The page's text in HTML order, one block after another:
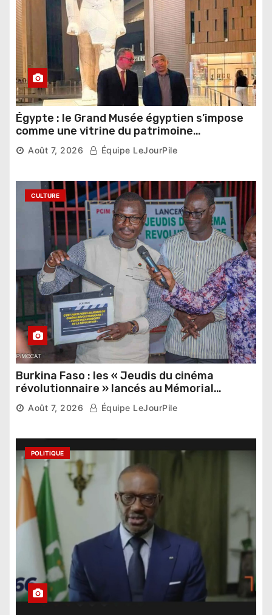
Égypte : le Grand Musée égyptien s’impose
comme une vitrine du patrimoine
pharaonique auprès des dirigeants
étrangers
Août 7, 2026 Équipe LeJourPile
CULTURE
Burkina Faso : les « Jeudis du cinéma
révolutionnaire » lancés au Mémorial
Thomas Sankara
Août 7, 2026 Équipe LeJourPile
POLITIQUE